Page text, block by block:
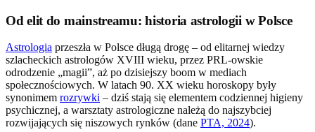
Od elit do mainstreamu: historia astrologii w Polsce
Astrologia przeszła w Polsce długą drogę – od elitarnej wiedzy
szlacheckich astrologów XVIII wieku, przez PRL-owskie
odrodzenie „magii”, aż po dzisiejszy boom w mediach
społecznościowych. W latach 90. XX wieku horoskopy były
synonimem rozrywki – dziś stają się elementem codziennej higieny
psychicznej, a warsztaty astrologiczne należą do najszybciej
rozwijających się niszowych rynków (dane PTA, 2024).